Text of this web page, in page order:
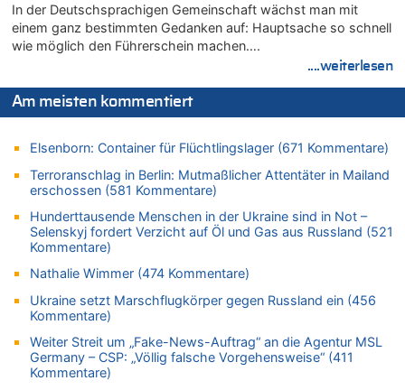
07.08.2026 - 10:05 von N. A. Klar zu
In Belgien missachten zwei von drei Autofahrern das
Tempolimit in 30er-Zonen – Untersuchung von Vias
Das 44. Tirolerfest in Eupen in Bildern [Fotogalerie]
07.08.2026 - 09:18 von Noppi zu
AS Eupen: „Keiner weiß, wohin die Reise geht…“
Zweite Hitzewelle in diesem Sommer ist jetzt amtlich
07.08.2026 - 01:12 von WK zu
Warum die Waldbrände in Frankreich und Spanien Rekorde
brechen [Fragen & Antworten]
07.08.2026 - 01:03 von Hugo Egon Bernhard von Sinnen zu
07.08.2026 - 00:50 von WK zu
07.08.2026 - 00:06 von 5/11 zu
Mehrere Menschen in Londons City niedergestochen
In der Deutschsprachigen Gemeinschaft wächst man mit
einem ganz bestimmten Gedanken auf: Hauptsache so schnell
wie möglich den Führerschein machen….
....weiterlesen
Am meisten kommentiert
Elsenborn: Container für Flüchtlingslager (671 Kommentare)
Terroranschlag in Berlin: Mutmaßlicher Attentäter in Mailand
erschossen (581 Kommentare)
Hunderttausende Menschen in der Ukraine sind in Not –
Selenskyj fordert Verzicht auf Öl und Gas aus Russland (521
Kommentare)
Nathalie Wimmer (474 Kommentare)
Ukraine setzt Marschflugkörper gegen Russland ein (456
Kommentare)
Weiter Streit um „Fake-News-Auftrag“ an die Agentur MSL
Germany – CSP: „Völlig falsche Vorgehensweise“ (411
Kommentare)